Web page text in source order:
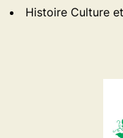
Histoire Culture